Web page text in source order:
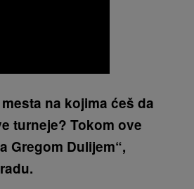
na kojima ćeš da
turneje? Tokom ove
Gregom Dulijem“,